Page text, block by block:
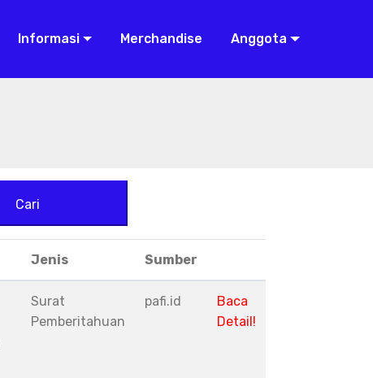
Informasi Merchandise Anggota
Cari
Jenis Sumber
Surat
Pemberitahuan
pafi.id
Baca
Detail!